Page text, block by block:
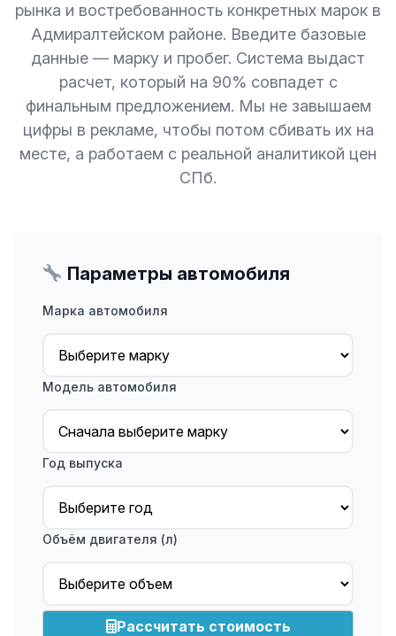
рынка и востребованность конкретных марок в
Адмиралтейском районе. Введите базовые
данные — марку и пробег. Система выдаст
расчет, который на 90% совпадет с
финальным предложением. Мы не завышаем
цифры в рекламе, чтобы потом сбивать их на
месте, а работаем с реальной аналитикой цен
СПб.
Параметры автомобиля
Марка автомобиля
Модель автомобиля
Год выпуска
Объём двигателя (л)
Рассчитать стоимость